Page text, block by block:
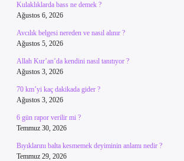
Kulaklıklarda bass ne demek ?
Ağustos 6, 2026
Avcılık belgesi nereden ve nasıl alınır ?
Ağustos 5, 2026
Allah Kur’an’da kendini nasıl tanıtıyor ?
Ağustos 3, 2026
70 km’yi kaç dakikada gider ?
Ağustos 3, 2026
6 gün rapor verilir mi ?
Temmuz 30, 2026
Bıyıklarını balta kesmemek deyiminin anlamı nedir ?
Temmuz 29, 2026